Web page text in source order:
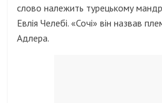
слово належить турецькому
Евлія Челебі. «Сочі» він назвав
Адлера.